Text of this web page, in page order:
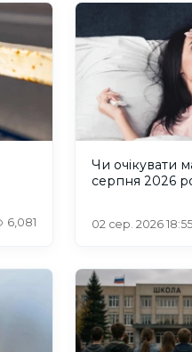
6,081
Чи очікувати
серпня 2026
02 сер. 2026 18:55